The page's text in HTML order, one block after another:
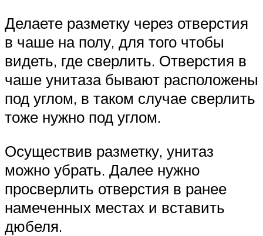
Делаете разметку через отверстия
в чаше на полу, для того чтобы
видеть, где сверлить. Отверстия в
чаше унитаза бывают расположены
под углом, в таком случае сверлить
тоже нужно под углом.
Осуществив разметку, унитаз
можно убрать. Далее нужно
просверлить отверстия в ранее
намеченных местах и вставить
дюбеля.